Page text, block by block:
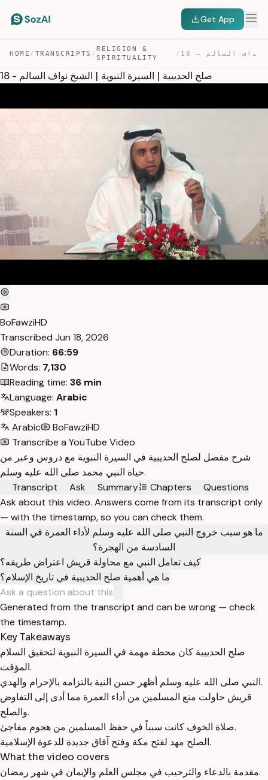
Get App
HOME / TRANSCRIPTS /
RELIGION &
SPIRITUALITY
/ 18 – صلح الحديبية | السيرة النبوية | الشيخ نواف السالم — TRANSCRIPT
18 - صلح الحديبية | السيرة النبوية | الشيخ نواف السالم
BoFawziHD
Transcribed Jun 18, 2026
Duration: 66:59
Words: 7,130
Reading time: 36 min
Language: Arabic
Speakers: 1
Arabic
BoFawziHD
Transcribe a YouTube Video
شرح مفصل لصلح الحديبية في السيرة النبوية مع دروس وعبر من
حياة النبي محمد صلى الله عليه وسلم.
Transcript
Ask Summary Chapters
Questions
Ask about this video. Answers come from its transcript only
— with the timestamp, so you can check them.
ما هو سبب خروج النبي صلى الله عليه وسلم لأداء العمرة في السنة
السادسة من الهجرة؟
كيف تعامل النبي مع محاولة قريش اعتراض طريقه؟
ما هي أهمية صلح الحديبية في تاريخ الإسلام؟
Generated from the transcript and can be wrong — check
the timestamp.
Key Takeaways
صلح الحديبية كان محطة مهمة في السيرة النبوية لتحقيق السلام
المؤقت.
النبي صلى الله عليه وسلم أظهر حسن النية بالتزامه بالإحرام والهدي.
قريش حاولت منع المسلمين من أداء العمرة مما أدى إلى التفاوض
والصلح.
صلاة الخوف كانت سبباً في حفظ المسلمين من هجوم مفاجئ.
الصلح مهد لفتح مكة وفتح آفاق جديدة للدعوة الإسلامية.
What the video covers
مقدمة بالدعاء والترحيب في مجلس العلم والإيمان في شهر رمضان.